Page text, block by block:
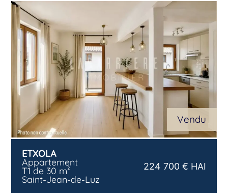
Vendu
ETXOLA
Appartement
T1 de 30 m²
Saint-Jean-de-Luz
224 700 € HAI